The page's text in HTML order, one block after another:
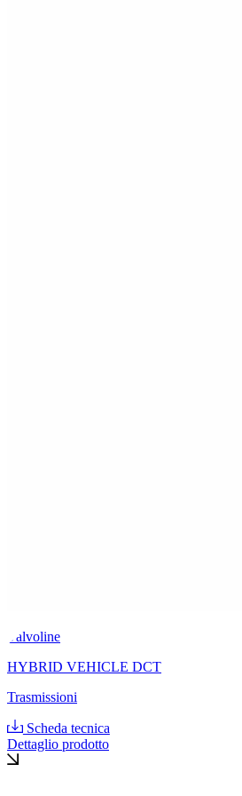
Valvoline
HYBRID VEHICLE DCT
Trasmissioni
Scheda tecnica
Dettaglio prodotto